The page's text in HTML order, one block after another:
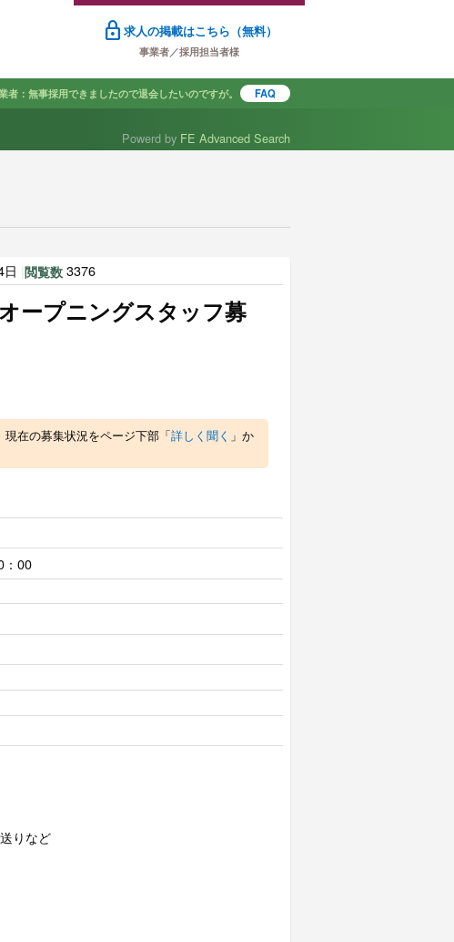
lock 求人の掲載はこちら（無料）
事業者／採用担当者様
者：無事採用できましたので退会したいのですが。 FAQ
賃金
Powerd by FE Advanced Search
|閲覧数 3376
ープニングスタッフ募
在の募集状況をページ下部「詳しく聞く 」か
00
りなど